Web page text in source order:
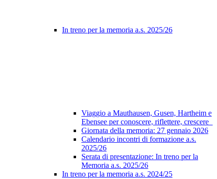
In treno per la memoria a.s. 2025/26
Viaggio a Mauthausen, Gusen, Hartheim e
Ebensee per conoscere, riflettere, crescere
Giornata della memoria: 27 gennaio 2026
Calendario incontri di formazione a.s.
2025/26
Serata di presentazione: In treno per la
Memoria a.s. 2025/26
In treno per la memoria a.s. 2024/25